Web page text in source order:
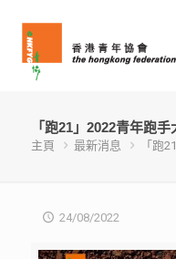
「跑21」2022青年跑手
主頁 最新消息 「跑
24/08/2022